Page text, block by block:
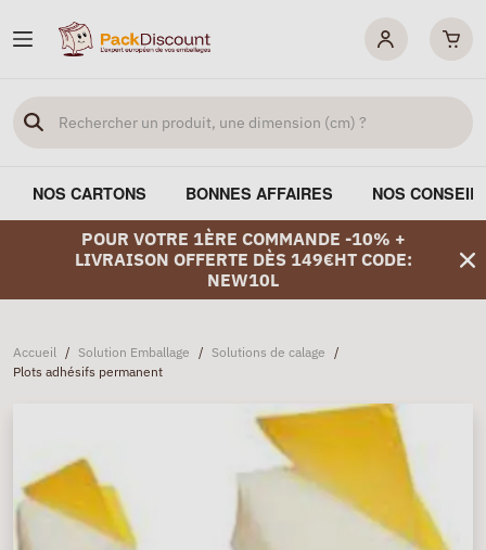
NOS CARTONS BONNES AFFAIRES NOS
POUR VOTRE 1ÈRE COMMANDE -10% +
LIVRAISON OFFERTE DÈS 149€HT CODE:
NEW10L
Accueil / Solution Emballage / Solutions de calage /
Plots adhésifs permanent